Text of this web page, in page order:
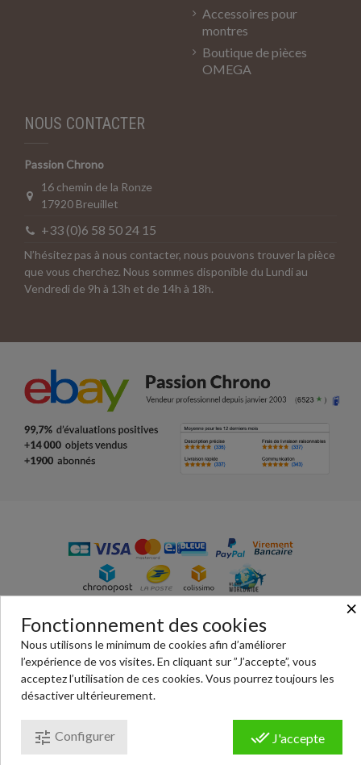
Accessoires pour
montres
Boutique de pièces
OMEGA
NOUS CONTACTER
Passion Chrono
16 chemin de la Ronze
17920 Breuillet
+33 (0)6 58 50 24 15
N’hésitez pas à nous contacter, nous pouvons trouver la pièce
que vous cherchez. Nous sommes disponible du Lundi au
Vendredi de 9h à 13h et de 14h à 18h.
© Passion Chrono - votre boutique en ligne de vente de
pièces détachées de montres : habillage, bracelet, écrins,
outils, montres… Paiement 100% sécurisé.
Conditions générales de ventes|Mentions légales|
Politique de confidentialité
×
Fonctionnement des cookies
Nous utilisons le minimum de cookies afin d’améliorer
l’expérience de vos visites. En cliquant sur ”J’accepte”, vous
acceptez l’utilisation de ces cookies. Vous pourrez toujours les
désactiver ultérieurement.
done_all J'accepte
tune Configurer